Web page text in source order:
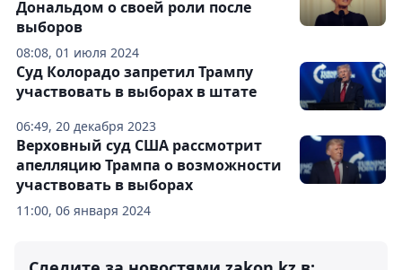
08:08, 01 июля 2024
Дональдом о своей роли после
выборов
06:49, 20 декабря 2023
Суд Колорадо запретил Трампу
участвовать в выборах в штате
11:00, 06 января 2024
Верховный суд США рассмотрит
апелляцию Трампа о возможности
участвовать в выборах